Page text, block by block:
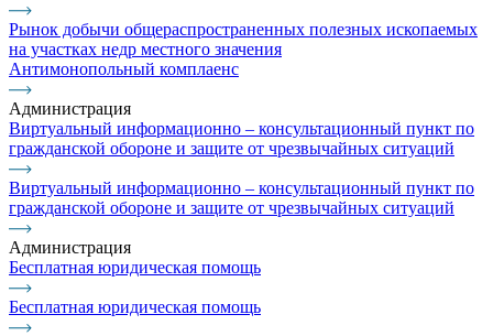
Рынок добычи общераспространенных полезных ископаемых
на участках недр местного значения
Антимонопольный комплаенс
Администрация
Виртуальный информационно – консультационный пункт по
гражданской обороне и защите от чрезвычайных ситуаций
Виртуальный информационно – консультационный пункт по
гражданской обороне и защите от чрезвычайных ситуаций
Администрация
Бесплатная юридическая помощь
Бесплатная юридическая помощь